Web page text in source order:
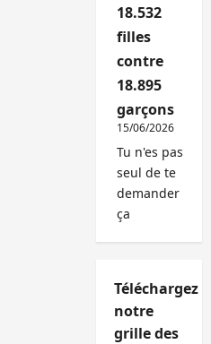
18.532
filles
contre
18.895
garçons
15/06/2026
Tu n'es pas
seul de te
demander
ça
Téléchargez
notre
grille des